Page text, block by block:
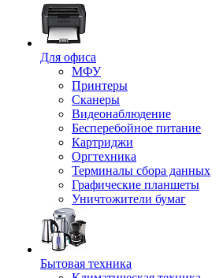
Для офиса
МФУ
Принтеры
Сканеры
Видеонаблюдение
Бесперебойное питание
Картриджи
Оргтехника
Терминалы сбора данных
Графические планшеты
Уничтожители бумаг
Бытовая техника